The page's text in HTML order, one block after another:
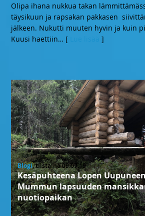
Olipa ihana nukkua takan
täysikuun ja rapsakan pakkasen
jälkeen. Nukutti muuten hyvin ja kuin
Kuusi haettiin… [ ]
Blogi, tiistaina 09.07.19
Kesäpuhteena Lopen
Mummun lapsuuden
nuotiopaikan